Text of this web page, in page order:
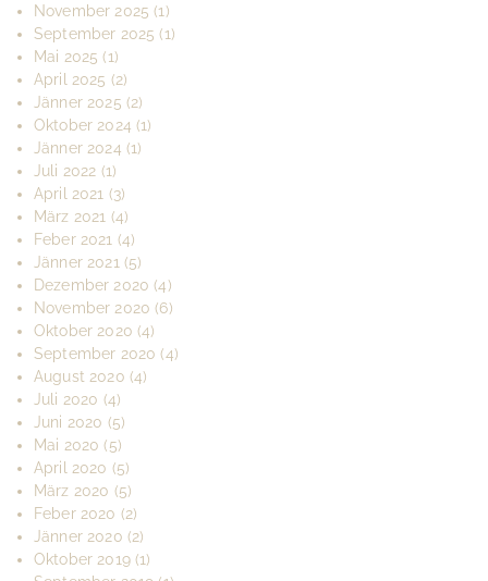
November 2025 (1)
September 2025 (1)
Mai 2025 (1)
April 2025 (2)
Jänner 2025 (2)
Oktober 2024 (1)
Jänner 2024 (1)
Juli 2022 (1)
April 2021 (3)
März 2021 (4)
Feber 2021 (4)
Jänner 2021 (5)
Dezember 2020 (4)
November 2020 (6)
Oktober 2020 (4)
September 2020 (4)
August 2020 (4)
Juli 2020 (4)
Juni 2020 (5)
Mai 2020 (5)
April 2020 (5)
März 2020 (5)
Feber 2020 (2)
Jänner 2020 (2)
Oktober 2019(1)